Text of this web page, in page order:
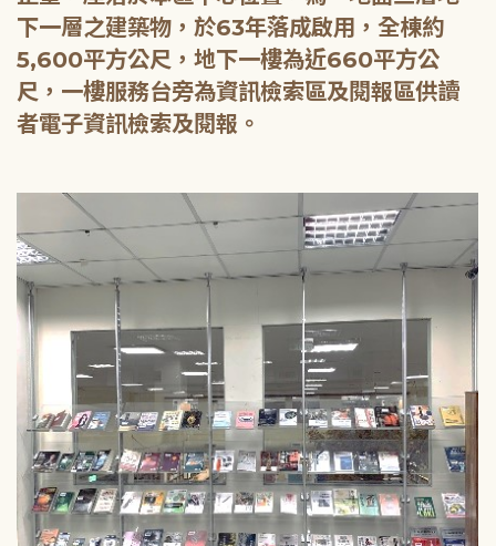
下一層之建築物，於63年落成啟用，全棟約
5,600平方公尺，地下一樓為近660平方公
尺，一樓服務台旁為資訊檢索區及閱報區供讀
者電子資訊檢索及閱報。